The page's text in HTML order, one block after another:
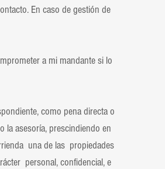
En caso de gestión de
a mi mandante si lo
como pena directa o
la asesoría, prescindiendo en
una de las propiedades
personal, confidencial, e